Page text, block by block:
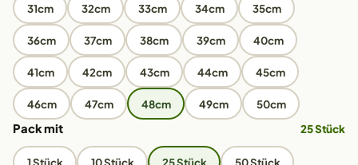
31cm 32cm 33cm 34cm 35cm
36cm 37cm 38cm 39cm 40cm
41cm 42cm 43cm 44cm 45cm
46cm 47cm 48cm 49cm 50cm
Pack mit 25 Stück
1 Stück 10 Stück 25 Stück 50 Stück